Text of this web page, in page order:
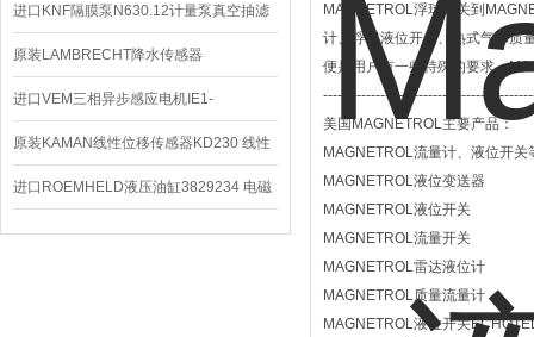
进口KNF隔膜泵N630.12计量泵真空抽滤
泵价格
原装LAMBRECHT降水传感器
00.14575.20气象仪
进口VEM三相异步感应电机IE1-
K21R80G4马达
原装KAMAN线性位移传感器KD230 线性
编码器
进口ROEMHELD液压油缸3829234 电磁
阀定位器
MAGNETROL浮球开关到
计、浮球液位开关、热式气体质
便是用户有一些特殊的要求，
美国MAGNETROL主要产品：
MAGNETROL流量计、液位开关
MAGNETROL液位变送器
MAGNETROL液位开关
MAGNETROL流量开关
MAGNETROL雷达液位计
MAGNETROL质量流量计
MAGNETROL液位开关